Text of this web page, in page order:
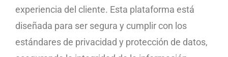
experiencia del cliente. Esta plataforma está
diseñada para ser segura y cumplir con los
estándares de privacidad y protección de datos,